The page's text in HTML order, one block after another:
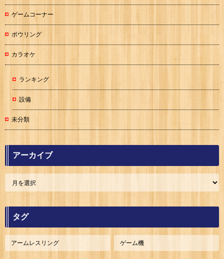
ゲームコーナー
ボウリング
カラオケ
ランキング
設備
未分類
アーカイブ
タグ
アームレスリング ゲーム機